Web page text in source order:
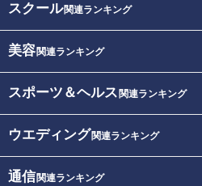
スクール関連ランキング
美容関連ランキング
スポーツ＆ヘルス 関連ランキング
ウエディング関連ランキング
通信関連ランキング